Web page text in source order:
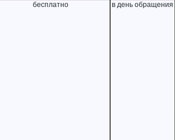
бесплатно в день обращения